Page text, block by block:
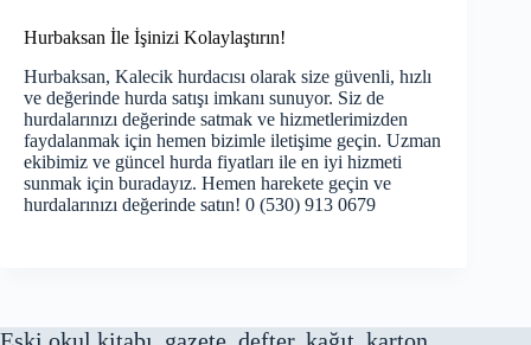
Hurbaksan İle İşinizi Kolaylaştırın!
Hurbaksan, Kalecik hurdacısı olarak size güvenli, hızlı
ve değerinde hurda satışı imkanı sunuyor. Siz de
hurdalarınızı değerinde satmak ve hizmetlerimizden
faydalanmak için hemen bizimle iletişime geçin. Uzman
ekibimiz ve güncel hurda fiyatları ile en iyi hizmeti
sunmak için buradayız. Hemen harekete geçin ve
hurdalarınızı değerinde satın! 0 (530) 913 0679